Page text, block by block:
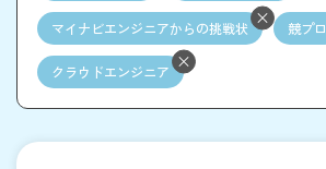
マイナビエンジニアからの挑戦状 競プロ
クラウドエンジニア